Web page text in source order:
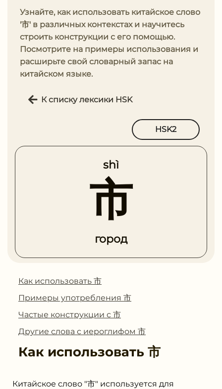
Узнайте, как использовать китайское слово
'市' в различных контекстах и научитесь
строить конструкции с его помощью.
Посмотрите на примеры использования и
расширьте свой словарный запас на
китайском языке.
К списку лексики HSK
HSK2
shì
市
город
Как использовать 市
Примеры употребления 市
Частые конструкции с 市
Другие слова с иероглифом 市
Как использовать 市
Китайское слово "市" используется для